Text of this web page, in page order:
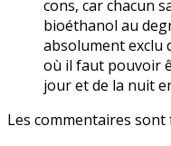
cons, car chacun
bioéthanol au
absolument exclu
où il faut pouvoir
jour et de la nuit
Les commentaires sont